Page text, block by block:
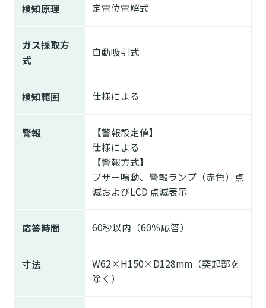
検知原理 定電位電解式
ガス採取方
式
自動吸引式
検知範囲 仕様による
警報
【警報設定値】
仕様による
【警報方式】
ブザー鳴動、警報ランプ（赤色）点
滅およびLCD 点滅表示
応答時間 60秒以内（60％応答）
寸法
W62×H150×D128mm（突起部を
除く）